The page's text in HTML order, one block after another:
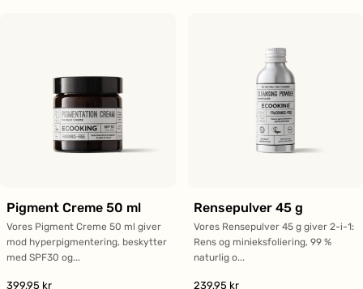
Pigment Creme 50 ml
Vores Pigment Creme 50 ml giver
mod hyperpigmentering, beskytter
med SPF30 og...
399,95 kr
Rensepulver 45 g
Vores Rensepulver 45 g giver 2-i-1:
Rens og minieksfoliering, 99 %
naturlig o...
239,95 kr